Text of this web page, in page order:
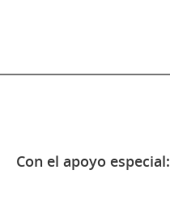
Con el apoyo especial: